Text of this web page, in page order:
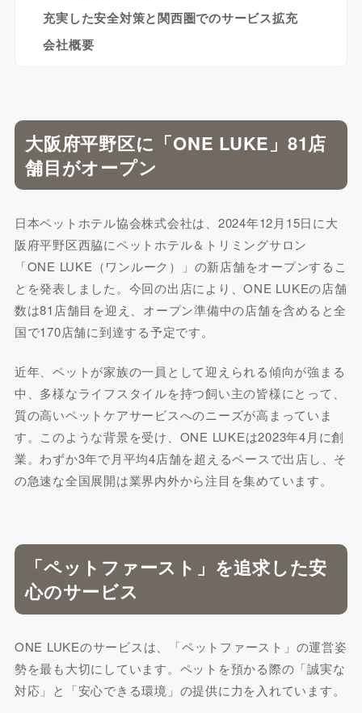
充実した安全対策と関西圏でのサービス拡充
会社概要
大阪府平野区に「ONE LUKE」81店
舗目がオープン
日本ペットホテル協会株式会社は、2024年12月15日に大
阪府平野区西脇にペットホテル＆トリミングサロン
「ONE LUKE（ワンルーク）」の新店舗をオープンするこ
とを発表しました。今回の出店により、ONE LUKEの店舗
数は81店舗目を迎え、オープン準備中の店舗を含めると全
国で170店舗に到達する予定です。
近年、ペットが家族の一員として迎えられる傾向が強まる
中、多様なライフスタイルを持つ飼い主の皆様にとって、
質の高いペットケアサービスへのニーズが高まっていま
す。このような背景を受け、ONE LUKEは2023年4月に創
業。わずか3年で月平均4店舗を超えるペースで出店し、そ
の急速な全国展開は業界内外から注目を集めています。
「ペットファースト」を追求した安
心のサービス
ONE LUKEのサービスは、「ペットファースト」の運営姿
勢を最も大切にしています。ペットを預かる際の「誠実な
対応」と「安心できる環境」の提供に力を入れています。